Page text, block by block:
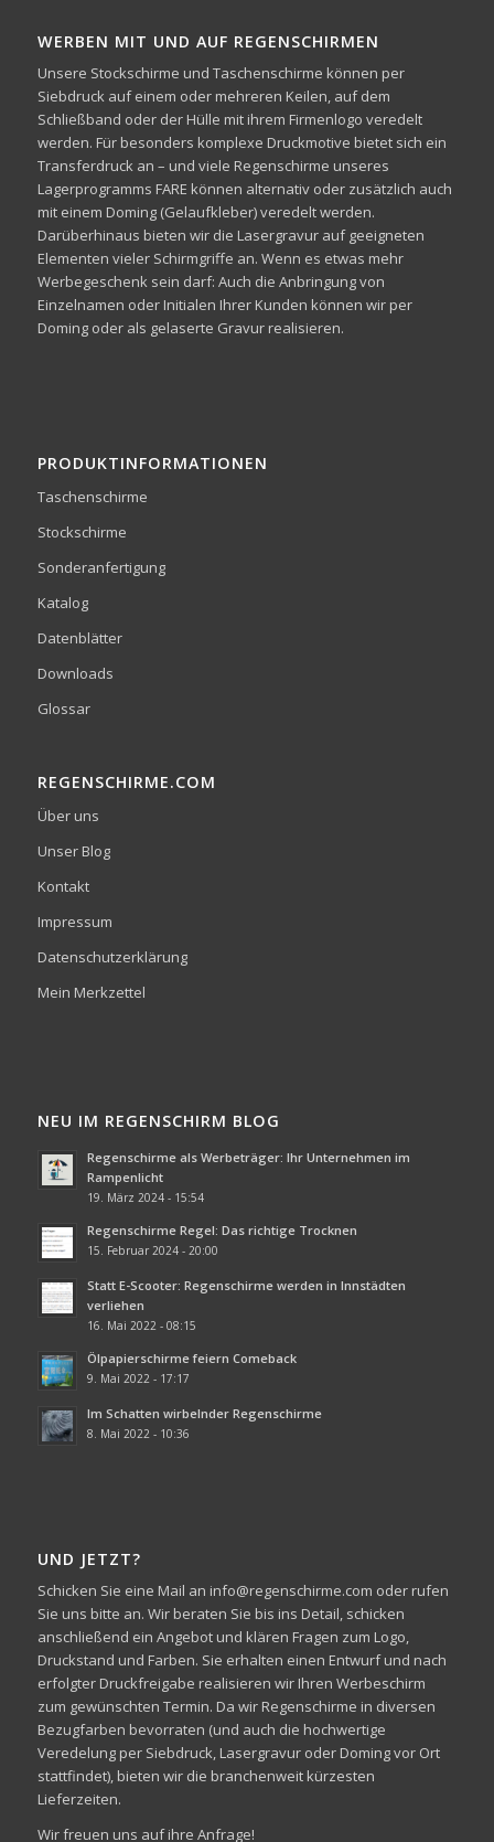
WERBEN MIT UND AUF REGENSCHIRMEN
Unsere Stockschirme und Taschenschirme können per
Siebdruck auf einem oder mehreren Keilen, auf dem
Schließband oder der Hülle mit ihrem Firmenlogo veredelt
werden. Für besonders komplexe Druckmotive bietet sich ein
Transferdruck an – und viele Regenschirme unseres
Lagerprogramms FARE können alternativ oder zusätzlich auch
mit einem Doming (Gelaufkleber) veredelt werden.
Darüberhinaus bieten wir die Lasergravur auf geeigneten
Elementen vieler Schirmgriffe an. Wenn es etwas mehr
Werbegeschenk sein darf: Auch die Anbringung von
Einzelnamen oder Initialen Ihrer Kunden können wir per
Doming oder als gelaserte Gravur realisieren.
PRODUKTINFORMATIONEN
Taschenschirme
Stockschirme
Sonderanfertigung
Katalog
Datenblätter
Downloads
Glossar
REGENSCHIRME.COM
Über uns
Unser Blog
Kontakt
Impressum
Datenschutzerklärung
Mein Merkzettel
NEU IM REGENSCHIRM BLOG
Regenschirme als Werbeträger: Ihr Unternehmen im
Rampenlicht
19. März 2024 - 15:54
Regenschirme Regel: Das richtige Trocknen
15. Februar 2024 - 20:00
Statt E-Scooter: Regenschirme werden in Innstädten
verliehen
16. Mai 2022 - 08:15
Ölpapierschirme feiern Comeback
9. Mai 2022 - 17:17
Im Schatten wirbelnder Regenschirme
8. Mai 2022 - 10:36
UND JETZT?
Schicken Sie eine Mail an info@regenschirme.com oder rufen
Sie uns bitte an. Wir beraten Sie bis ins Detail, schicken
anschließend ein Angebot und klären Fragen zum Logo,
Druckstand und Farben. Sie erhalten einen Entwurf und nach
erfolgter Druckfreigabe realisieren wir Ihren Werbeschirm
zum gewünschten Termin. Da wir Regenschirme in diversen
Bezugfarben bevorraten (und auch die hochwertige
Veredelung per Siebdruck, Lasergravur oder Doming vor Ort
stattfindet), bieten wir die branchenweit kürzesten
Lieferzeiten.
Wir freuen uns auf ihre Anfrage!